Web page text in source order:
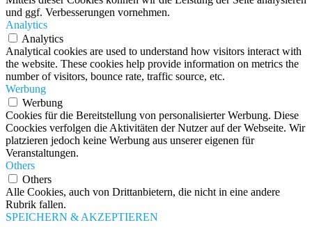
und ggf. Verbesserungen vornehmen.
Analytics
Analytics
Analytical cookies are used to understand how visitors interact with
the website. These cookies help provide information on metrics the
number of visitors, bounce rate, traffic source, etc.
Werbung
Werbung
Cookies für die Bereitstellung von personalisierter Werbung. Diese
Coockies verfolgen die Aktivitäten der Nutzer auf der Webseite. Wir
platzieren jedoch keine Werbung aus unserer eigenen für
Veranstaltungen.
Others
Others
Alle Cookies, auch von Drittanbietern, die nicht in eine andere
Rubrik fallen.
SPEICHERN & AKZEPTIEREN